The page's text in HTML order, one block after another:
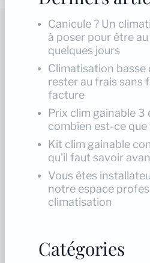
Canicule ? Un
à poser pour être
quelques jours
Climatisation
rester au frais sans
facture
Prix clim gainable 3
combien est-ce que
Kit clim gainable
qu'il faut savoir
Vous êtes
notre espace
climatisation
Catégories